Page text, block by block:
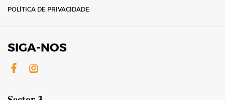
POLÍTICA DE PRIVACIDADE
SIGA-NOS
Facebook
Instagram